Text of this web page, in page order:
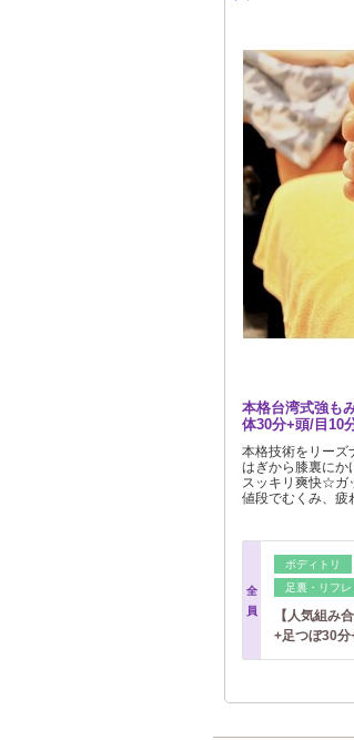
本格台湾式強も
体30分+頭/目10
本格技術をリー
はぎから膝裏にか
スッキリ爽快☆ガ
値段でむくみ、疲
全
員
ボディトリ
足裏・リフレ
【人気組み
+足つぼ30